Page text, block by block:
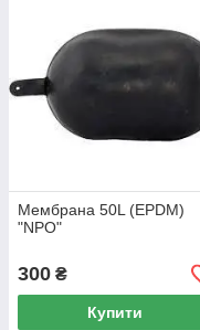
Мембрана 50L (EPDM)
"NPO"
300 ₴
Купити